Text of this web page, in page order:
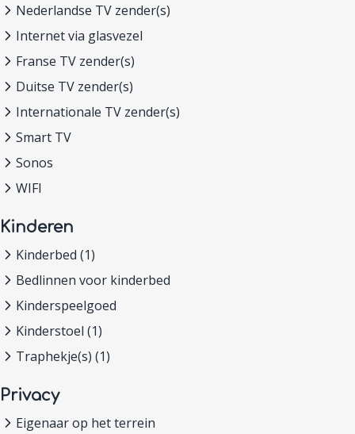
Nederlandse TV zender(s)
Internet via glasvezel
Franse TV zender(s)
Duitse TV zender(s)
Internationale TV zender(s)
Smart TV
Sonos
WIFI
Kinderen
Kinderbed (1)
Bedlinnen voor kinderbed
Kinderspeelgoed
Kinderstoel (1)
Traphekje(s) (1)
Privacy
Eigenaar op het terrein